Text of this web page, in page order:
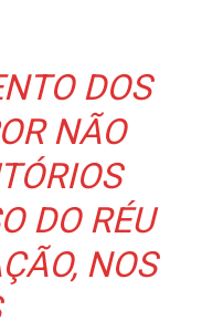
DOS
NÃO
DO RÉU
NOS